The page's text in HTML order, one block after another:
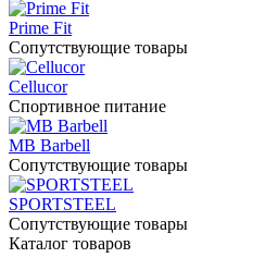
Prime Fit
Сопутствующие товары
Cellucor
Спортивное питание
MB Barbell
Сопутствующие товары
SPORTSTEEL
Сопутствующие товары
Каталог товаров